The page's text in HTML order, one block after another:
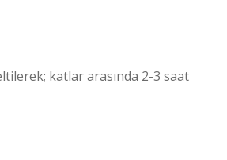
katlar arasında 2-3 saat